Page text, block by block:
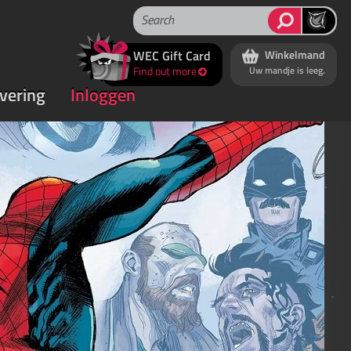
WEC Gift Card
Find out more
Winkelmand
Uw mandje is leeg.
Inloggen